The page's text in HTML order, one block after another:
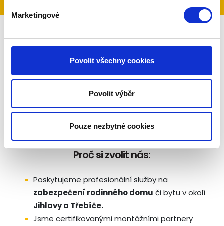
Marketingové
Povolit všechny cookies
Povolit výběr
Pouze nezbytné cookies
Zabezpečení rodinného
domu v v Jihlavě a
Třebíči
Proč si zvolit nás:
Poskytujeme profesionální služby na
zabezpečení rodinného domu či bytu v okolí
Jihlavy a Třebíče.
Jsme certifikovanými montážními partnery